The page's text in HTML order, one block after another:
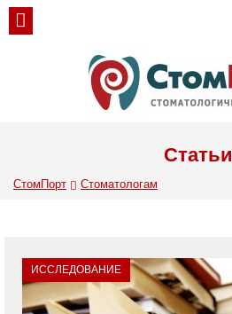
Статьи
СтомПорт Стоматологам
ИССЛЕДОВАНИЕ